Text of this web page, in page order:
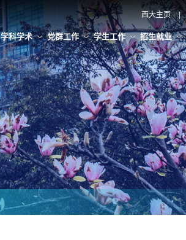
西大主页 |
学科学术 党群工作 学生工作 招生就业